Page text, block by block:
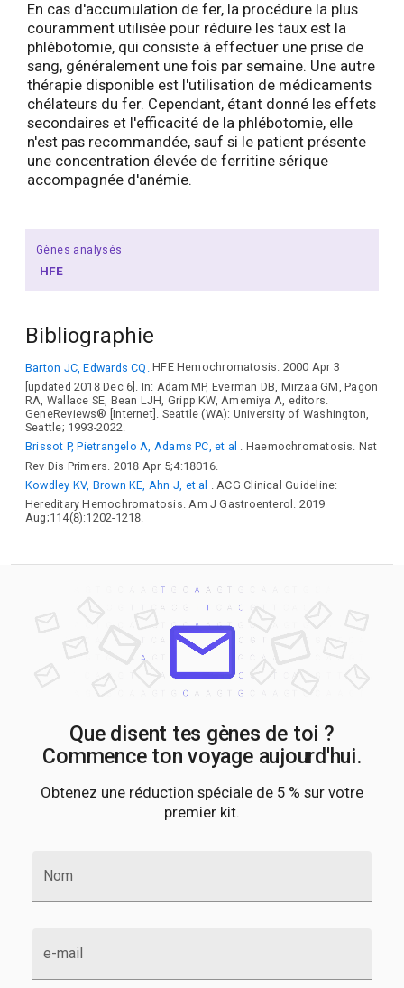
En cas d'accumulation de fer, la procédure la plus
couramment utilisée pour réduire les taux est la
phlébotomie, qui consiste à effectuer une prise de
sang, généralement une fois par semaine. Une autre
thérapie disponible est l'utilisation de médicaments
chélateurs du fer. Cependant, étant donné les effets
secondaires et l'efficacité de la phlébotomie, elle
n'est pas recommandée, sauf si le patient présente
une concentration élevée de ferritine sérique
accompagnée d'anémie.
Gènes analysés
HFE
Bibliographie
Barton JC, Edwards CQ. HFE Hemochromatosis. 2000 Apr 3
[updated 2018 Dec 6]. In: Adam MP, Everman DB, Mirzaa GM, Pagon
RA, Wallace SE, Bean LJH, Gripp KW, Amemiya A, editors.
GeneReviews® [Internet]. Seattle (WA): University of Washington,
Seattle; 1993-2022.
Brissot P, Pietrangelo A, Adams PC, et al . Haemochromatosis. Nat
Rev Dis Primers. 2018 Apr 5;4:18016.
Kowdley KV, Brown KE, Ahn J, et al
. ACG Clinical Guideline:
Hereditary Hemochromatosis. Am J Gastroenterol. 2019
Aug;114(8):1202-1218.
Que disent tes gènes de toi ?
Commence ton voyage aujourd'hui.
Obtenez une réduction spéciale de 5 % sur votre
premier kit.
Nom
e-mail